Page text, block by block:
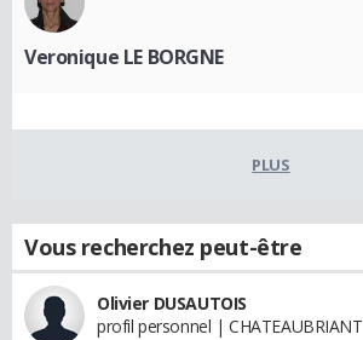
Veronique LE BORGNE
PLUS
Vous recherchez peut-être
Olivier DUSAUTOIS
profil personnel | CHATEAUBRIANT